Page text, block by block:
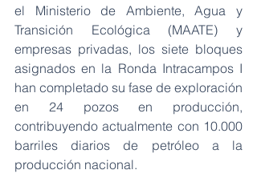
el Ministerio de Ambiente, Agua y
Transición Ecológica (MAATE) y
empresas privadas, los siete bloques
asignados en la Ronda Intracampos I
han completado su fase de exploración
en 24 pozos en producción,
contribuyendo actualmente con 10.000
barriles diarios de petróleo a la
producción nacional.